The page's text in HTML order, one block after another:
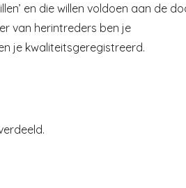
en die willen voldoen aan de
van herintreders ben je
je kwaliteitsgeregistreerd.